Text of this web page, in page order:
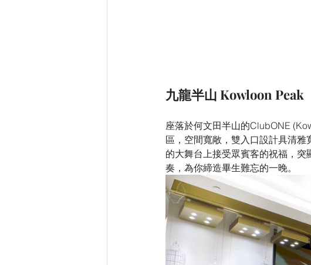
九龍半山 Kowloon Peak
座落於何文田半山的ClubONE
區，空間寬敞，雙入口設計具清
的大舞台上接受眾賓客的祝福，
奏，為你締造畢生難忘的一晚。